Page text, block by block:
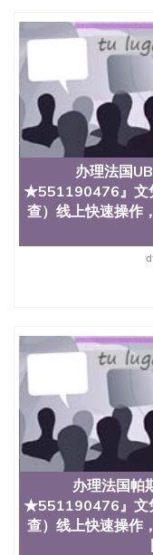
办理法国
★551190476』文
查）线上快速操作
办理法国帕
★551190476』文
查）线上快速操作